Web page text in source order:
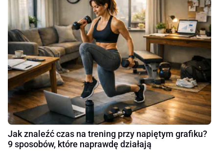
Jak znaleźć czas na trening przy napiętym grafiku?
9 sposobów, które naprawdę działają